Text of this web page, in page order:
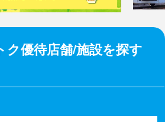
ク優待店舗/施設を探す